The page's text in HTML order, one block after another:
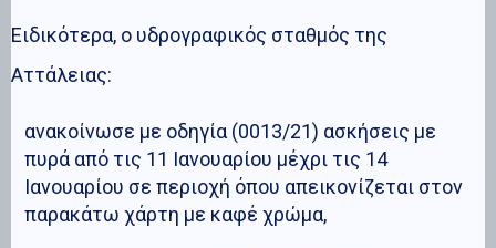
Ειδικότερα, ο υδρογραφικός σταθμός της
Αττάλειας:
ανακοίνωσε με οδηγία (0013/21) ασκήσεις με
πυρά από τις 11 Ιανουαρίου μέχρι τις 14
Ιανουαρίου σε περιοχή όπου απεικονίζεται στον
παρακάτω χάρτη με καφέ χρώμα,